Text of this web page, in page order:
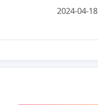
2024-04-18